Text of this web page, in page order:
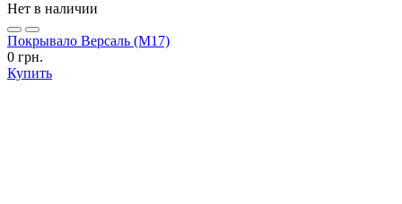
Нет в наличии
Покрывало Версаль (М17)
0 грн.
Купить